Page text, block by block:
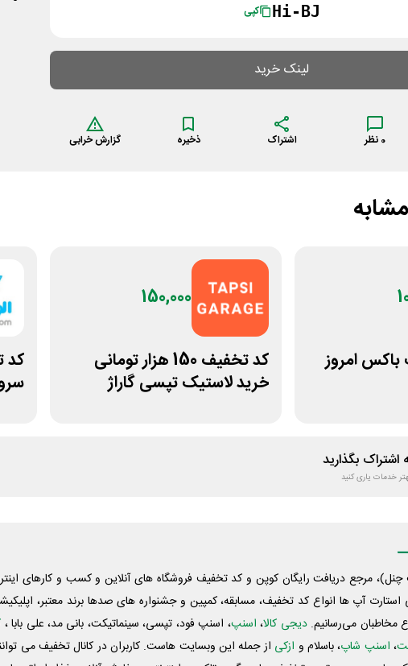
Hi-BJ کپی
لینک خرید
0 نظر اشتراک ذخیره گزارش خرابی
امروز
150,000
کد تخفیف 150 هزار تومانی
خرید لاستیک تپسی گاراژ
اشتراک بگذارید
خدمات یاری کنید
مرجع دریافت رایگان کوپن و کد تخفیف فروشگاه های آنلاین و کسب و‌ کارهای
آپ ها انواع کد تخفیف، مسابقه، کمپین و جشنواره های صدها برند معتبر،
مخاطبان می‌رسانیم. دیجی کالا، اسنپ، اسنپ فود، تپسی، سینماتیکت، بانی مد، علی‌ بابا ،
، اسنپ شاپ، باسلام و ازکی از جمله این وبسایت ‌هاست. کاربران در کانال تخفیف می